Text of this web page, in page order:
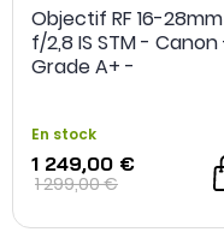
Objectif RF 16-28mm
f/2,8 IS STM - Canon
Grade A+ -
En stock
1 249,00 €
1 299,00 €